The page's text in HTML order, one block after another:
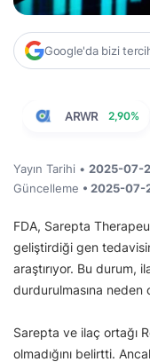
Google'da bizi
ARWR 2,90%
Yayın Tarihi • 2025-07-
Güncelleme • 2025-07-
FDA, Sarepta
geliştirdiği gen
araştırıyor. Bu durum,
durdurulmasına neden
Sarepta ve ilaç ortağı
olmadığını belirtti.